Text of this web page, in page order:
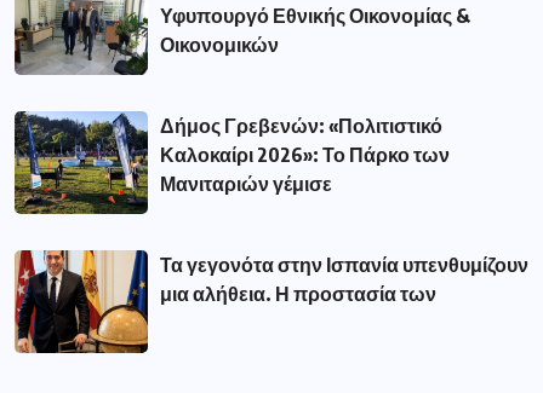
Υφυπουργό Εθνικής Οικονομίας &
Οικονομικών
Δήμος Γρεβενών: «Πολιτιστικό
Καλοκαίρι 2026»: Το Πάρκο των
Μανιταριών γέμισε
Τα γεγονότα στην Ισπανία υπενθυμίζουν
μια αλήθεια. Η προστασία των